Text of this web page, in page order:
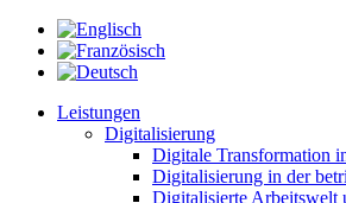
Leistungen
Digitalisierung
Digitale Transformation
Digitalisierung in der
Digitalisierte Arbeitswelt